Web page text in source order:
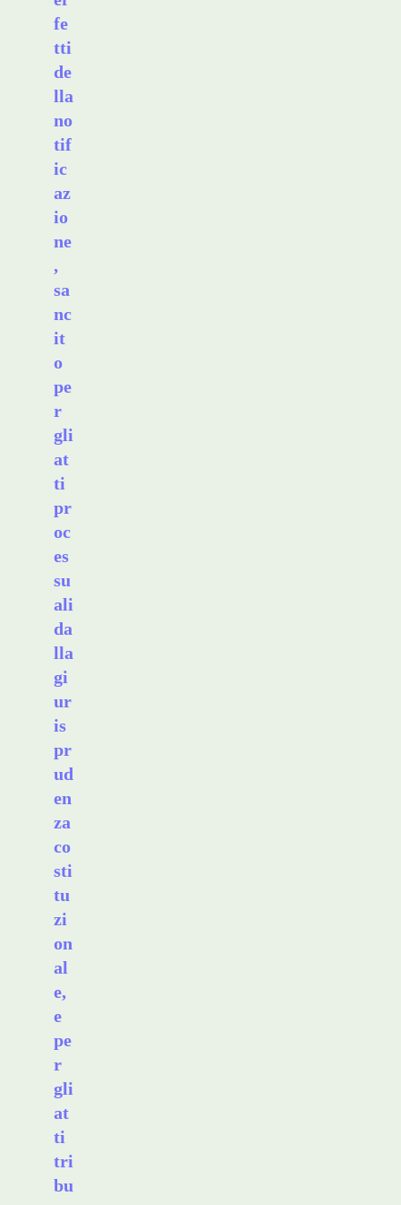
fe
tti
de
lla
no
tif
ic
az
io
ne
,
sa
nc
it
o
pe
r
gli
at
ti
pr
oc
es
su
ali
da
lla
gi
ur
is
pr
ud
en
za
co
sti
tu
zi
on
al
e,
e
pe
r
gli
at
ti
tri
bu